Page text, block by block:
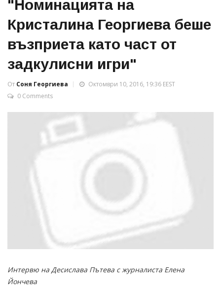
"Номинацията на
Кристалина Георгиева беше
възприета като част от
задкулисни игри"
От Соня Георгиева
Октомври 10, 2016, 19:36 EEST
0 Comments
Интервю на Десислава Пътева с журналиста Елена
Йончева